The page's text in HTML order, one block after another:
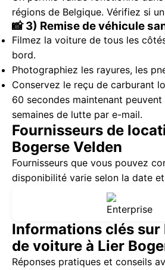
régions de Belgique. Vérifiez si
📸 3) Remise de véhicule
Filmez la voiture de tous les
bord.
Photographiez les rayures, les
Conservez le reçu de carburant
60 secondes maintenant
semaines de lutte par e-mail.
Fournisseurs de
Bogerse Velden
Fournisseurs que vous pouvez
disponibilité varie selon la date
Informations clés sur
de voiture à Lier
Réponses pratiques et conseils